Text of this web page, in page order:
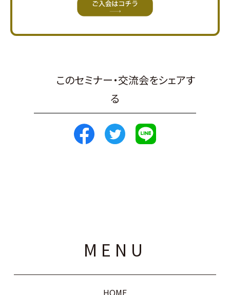
このセミナー・交流会をシェアす
る
MENU
HOME